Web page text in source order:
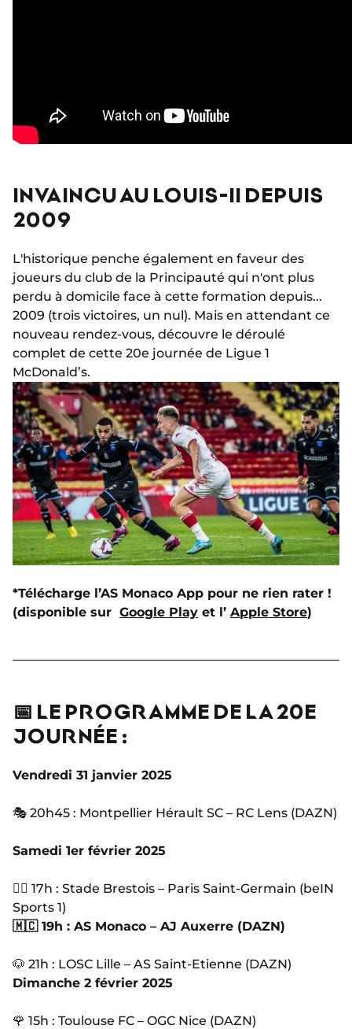
INVAINCU AU LOUIS-II DEPUIS
2009
L'historique penche également en faveur des
joueurs du club de la Principauté qui n'ont plus
perdu à domicile face à cette formation depuis...
2009 (trois victoires, un nul). Mais en attendant ce
nouveau rendez-vous, découvre le déroulé
complet de cette 20e journée de Ligue 1
McDonald’s.
*Télécharge l’AS Monaco App pour ne rien rater !
(disponible sur Google Play et l’ Apple Store)
📅 LE PROGRAMME DE LA 20E
JOURNÉE :
Vendredi 31 janvier 2025
🎭 20h45 : Montpellier Hérault SC – RC Lens (DAZN)
Samedi 1er février 2025
🏴‍☠️ 17h : Stade Brestois – Paris Saint-Germain (beIN
Sports 1)
🇲🇨 19h : AS Monaco – AJ Auxerre (DAZN)
🐶 21h : LOSC Lille – AS Saint-Etienne (DAZN)
Dimanche 2 février 2025
🌹 15h : Toulouse FC – OGC Nice (DAZN)